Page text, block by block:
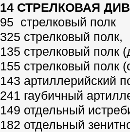
14 СТРЕЛКОВАЯ
95 стрелковый полк
325 стрелковый полк,
135 стрелковый полк
155 стрелковый полк
143 артиллерийский
241 гаубичный
149 отдельный
182 отдельный